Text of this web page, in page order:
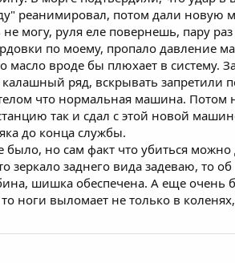
реанимировал, потом дали новую
могу, руля еле повернешь, пару
по моему, пропало давление
вроде бы плюхает в систему.
ряд, вскрывать запретили
что нормальная машина. Потом
так и сдал с этой новой
до конца службы.
но сам факт что убиться можно
заднего вида задеваю, то
шишка обеспечена. А еще очень
ноги выломает не только в